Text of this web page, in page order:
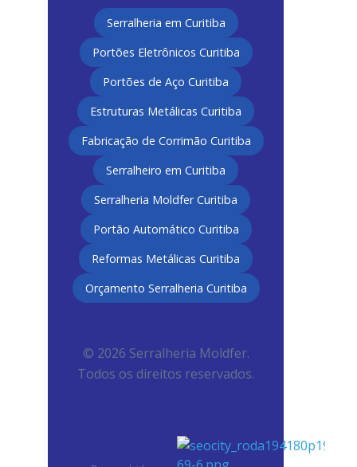
Serralheria em Curitiba
Portões Eletrônicos Curitiba
Portões de Aço Curitiba
Estruturas Metálicas Curitiba
Fabricação de Corrimão Curitiba
Serralheiro em Curitiba
Serralheria Moldfer Curitiba
Portão Automático Curitiba
Reformas Metálicas Curitiba
Orçamento Serralheria Curitiba
© 2026 Serralheria Moldfer.
Todos os direitos reservados.